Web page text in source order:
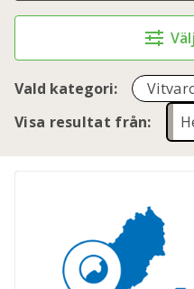
Vald kategori:
Visa resultat från: